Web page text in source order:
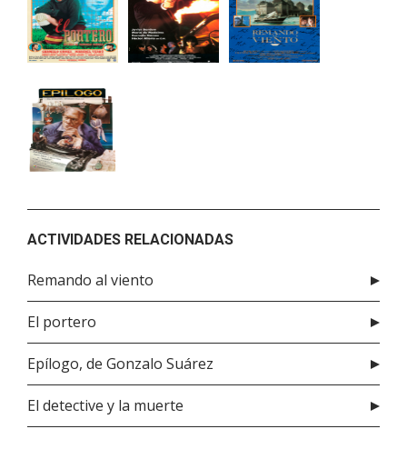
ACTIVIDADES RELACIONADAS
Remando al viento
El portero
Epílogo, de Gonzalo Suárez
El detective y la muerte